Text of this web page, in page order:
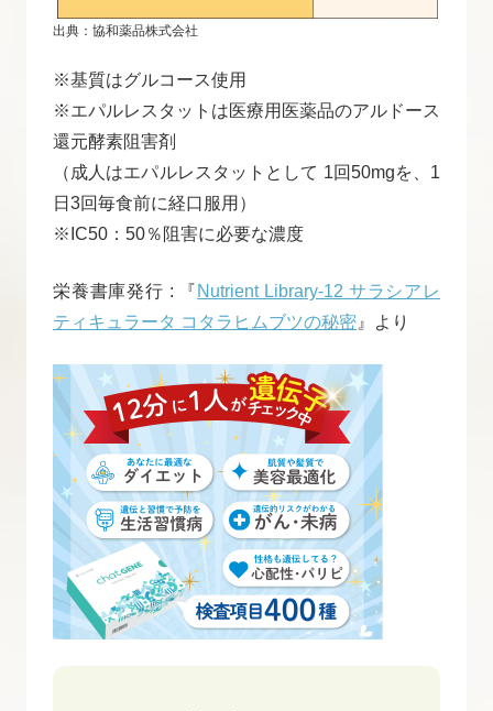
出典：協和薬品株式会社
※基質はグルコース使用
※エパルレスタットは医療用医薬品のアルドース
還元酵素阻害剤
（成人はエパルレスタットとして 1回50mgを、1
日3回毎食前に経口服用）
※IC50：50％阻害に必要な濃度
栄養書庫発行 : 『 Nutrient Library-12 サラシアレ
ティキュラータ コタラヒムブツの秘密 』より